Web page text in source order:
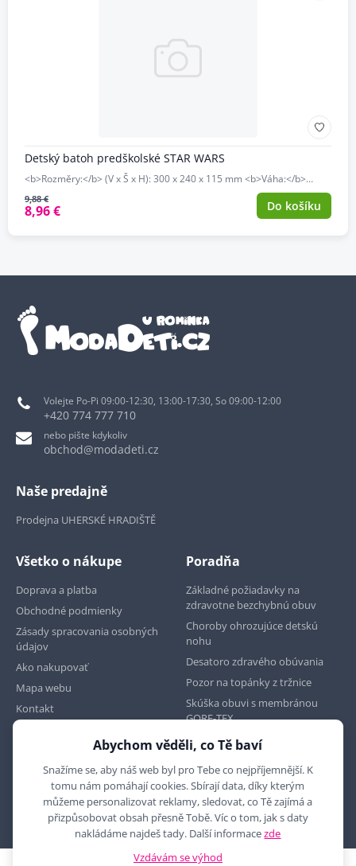
Detský batoh predškolské STAR WARS
<b>Rozměry:</b> (V x Š x H): 300 x 240 x 115 mm <b>Váha:</b>…
9,88 €
8,96 € Do košíku
Volejte Po-Pi 09:00-12:30, 13:00-17:30, So 09:00-12:00
+420 774 777 710
nebo pište kdykoliv
obchod@modadeti.cz
Naše predajně
Prodejna UHERSKÉ HRADIŠTĚ
Všetko o nákupe
Doprava a platba
Obchodné podmienky
Zásady spracovania osobných
údajov
Ako nakupovať
Mapa webu
Kontakt
Poradňa
Základné požiadavky na
zdravotne bezchybnú obuv
Choroby ohrozujúce detskú
nohu
Desatoro zdravého obúvania
Pozor na topánky z tržnice
Skúška obuvi s membránou
GORE-TEX
Najdete nás na
Abychom věděli, co Tě baví
Snažíme se, aby náš web byl pro Tebe co nejpříjemnější. K
tomu nám pomáhají cookies. Sbírají data, díky kterým
můžeme personalizovat reklamy, sledovat, co Tě zajímá a
přizpůsobovat obsah přesně Tobě. Víc o tom, jak s daty
nakládáme najdeš tady. Další informacezde
Vzdávám se výhod